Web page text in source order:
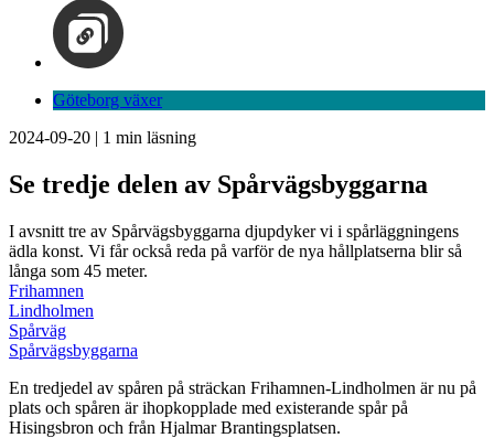
Göteborg växer
2024-09-20 | 1 min läsning
Se tredje delen av Spårvägsbyggarna
I avsnitt tre av Spårvägsbyggarna djupdyker vi i spårläggningens
ädla konst. Vi får också reda på varför de nya hållplatserna blir så
långa som 45 meter.
Frihamnen
Lindholmen
Spårväg
Spårvägsbyggarna
En tredjedel av spåren på sträckan Frihamnen-Lindholmen är nu på
plats och spåren är ihopkopplade med existerande spår på
Hisingsbron och från Hjalmar Brantingsplatsen.